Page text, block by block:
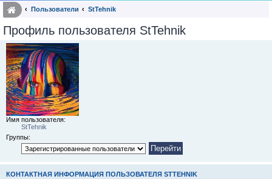
Пользователи StTehnik
Профиль пользователя StTehnik
Имя пользователя:
StTehnik
Группы:
КОНТАКТНАЯ ИНФОРМАЦИЯ ПОЛЬЗОВАТЕЛЯ STTEHNIK